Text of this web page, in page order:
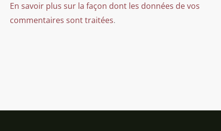
En savoir plus sur la façon dont les données de vos
commentaires sont traitées.